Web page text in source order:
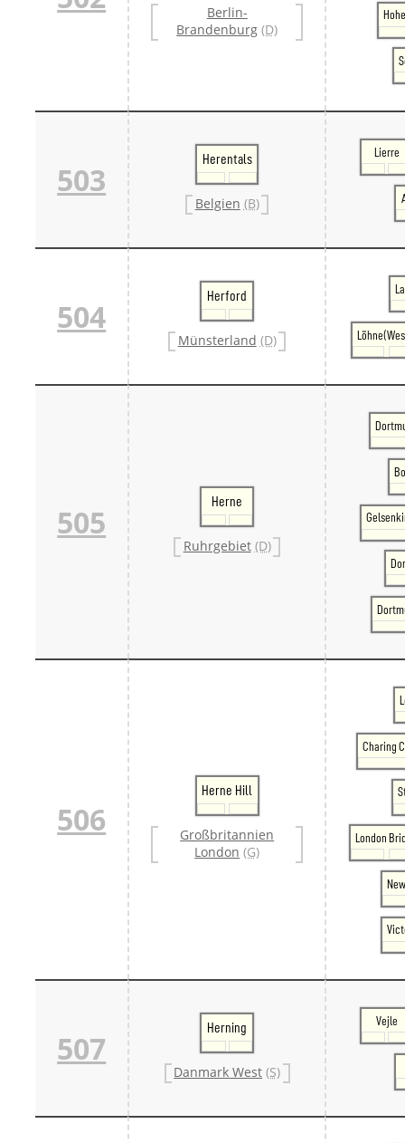
Weitere
Polen
Berlin-
Brandenburg (D)
503
Herentals
Belgien (B)
Lierre
504
Herford
Münsterland (D)
505
Herne
Ruhrgebiet (D)
506
Herne Hill
Großbritannien
London (G)
Charing
London
507
Herning
Danmark West (S)
Vejle